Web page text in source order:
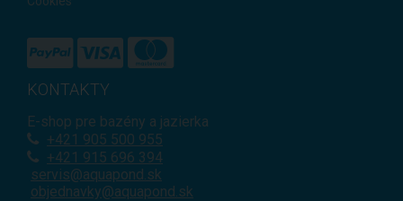
KONTAKTY
E-shop pre bazény a jazierka
+421 905 500 955
+421 915 696 394
servis@aquapond.sk
objednavky@aquapond.sk